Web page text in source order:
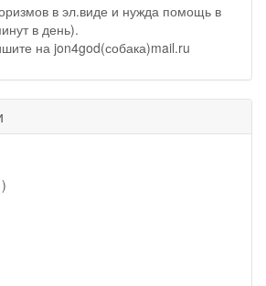
в эл.виде и нужда помощь в
в день).
на jon4god(собака)mail.ru